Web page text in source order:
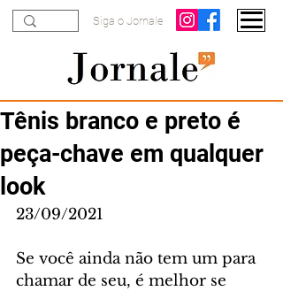
Siga o Jornale
Tênis branco e preto é
peça-chave em qualquer
look
23/09/2021
Se você ainda não tem um para
chamar de seu, é melhor se